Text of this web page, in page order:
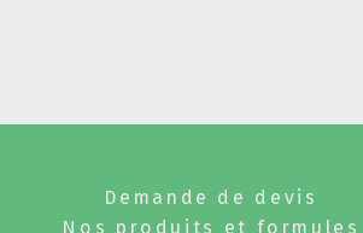
Demande de devis
Nos produits et formules